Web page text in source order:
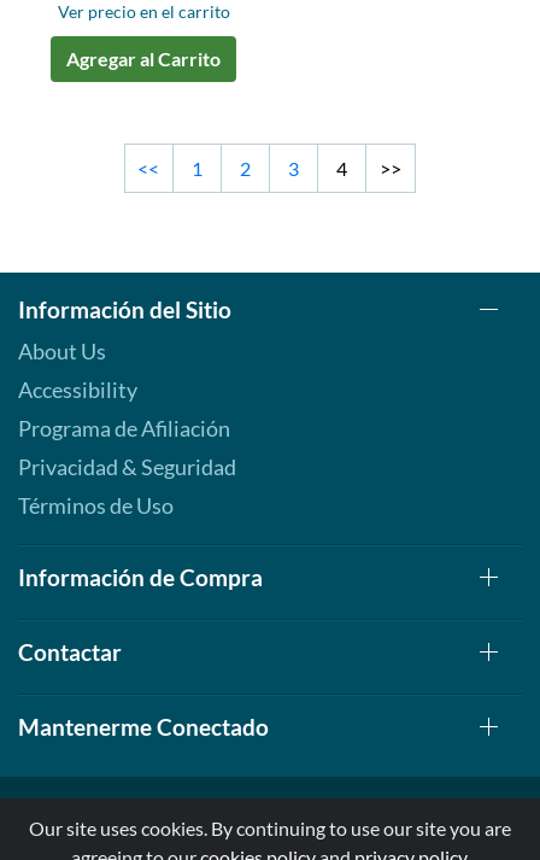
Ver precio en el carrito
Agregar al Carrito
<< 1 2 3 4 >>
Información del Sitio
About Us
Accessibility
Programa de Afiliación
Privacidad & Seguridad
Términos de Uso
Información de Compra
Contactar
Mantenerme Conectado
Our site uses cookies. By continuing to use our site you are